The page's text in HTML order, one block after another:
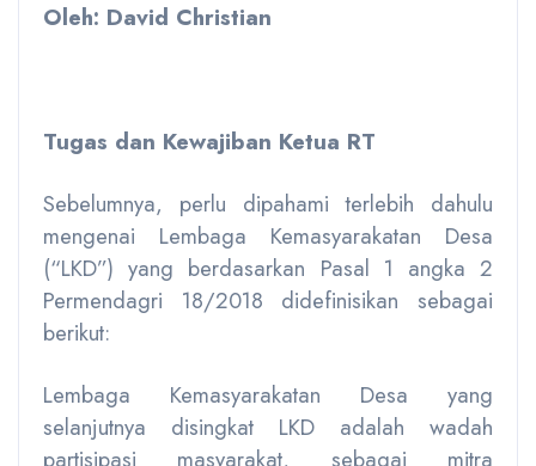
Oleh: David Christian
Tugas dan Kewajiban Ketua RT
Sebelumnya, perlu dipahami terlebih dahulu
mengenai Lembaga Kemasyarakatan Desa
(“LKD”) yang berdasarkan Pasal 1 angka 2
Permendagri 18/2018 didefinisikan sebagai
berikut:
Lembaga Kemasyarakatan Desa yang
selanjutnya disingkat LKD adalah wadah